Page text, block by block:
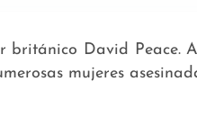
David Peace.
mujeres